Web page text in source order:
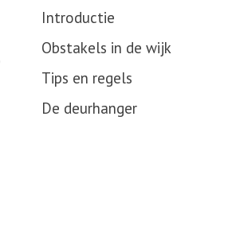
Introductie
Obstakels in de wijk
Tips en regels
De deurhanger